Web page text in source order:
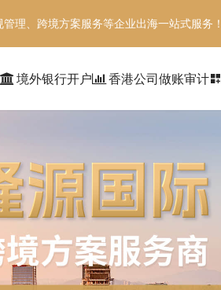
理、跨境方案服务等企业出海一站式服务！
境外银行开户 香港公司做账审计dashboard_customize